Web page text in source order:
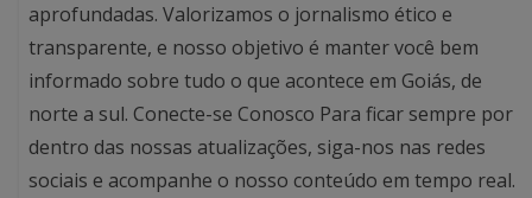
aprofundadas. Valorizamos o jornalismo ético e
transparente, e nosso objetivo é manter você bem
informado sobre tudo o que acontece em Goiás, de
norte a sul. Conecte-se Conosco Para ficar sempre por
dentro das nossas atualizações, siga-nos nas redes
sociais e acompanhe o nosso conteúdo em tempo real.